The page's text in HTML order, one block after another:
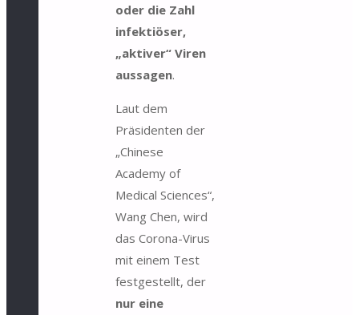
oder die Zahl
infektiöser,
„aktiver“ Viren
aussagen.
Laut dem
Präsidenten der
„Chinese
Academy of
Medical Sciences“,
Wang Chen, wird
das Corona-Virus
mit einem Test
festgestellt, der
nur eine